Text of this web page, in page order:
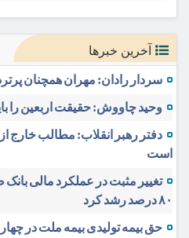
آخرین خبرها
سردار رادان: مهران همچنان
وحید چاووش: حقیقت اربعین را
دفتر رهبر انقلاب: مطالب خارج
است
تغییر مثبت در عملکرد مالی بانک
۸۰ درصد رشد کرد